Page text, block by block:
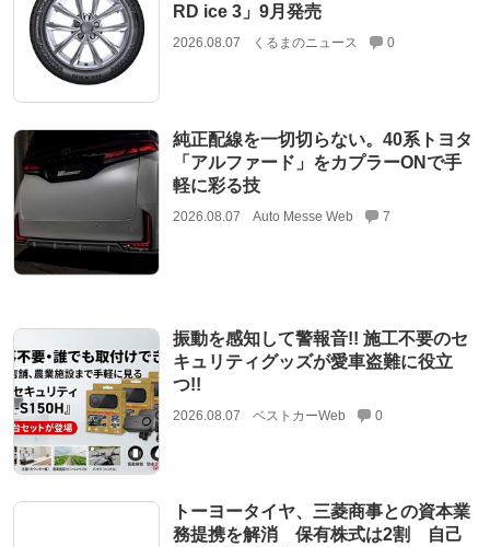
RD ice 3」9月発売
2026.08.07 くるまのニュース 0
純正配線を一切切らない。40系トヨタ
「アルファード」をカプラーONで手
軽に彩る技
2026.08.07 Auto Messe Web 7
振動を感知して警報音!! 施工不要のセ
キュリティグッズが愛車盗難に役立
つ!!
2026.08.07 ベストカーWeb 0
トーヨータイヤ、三菱商事との資本業
務提携を解消 保有株式は2割 自己